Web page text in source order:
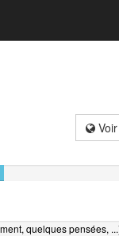
quelques pensées,